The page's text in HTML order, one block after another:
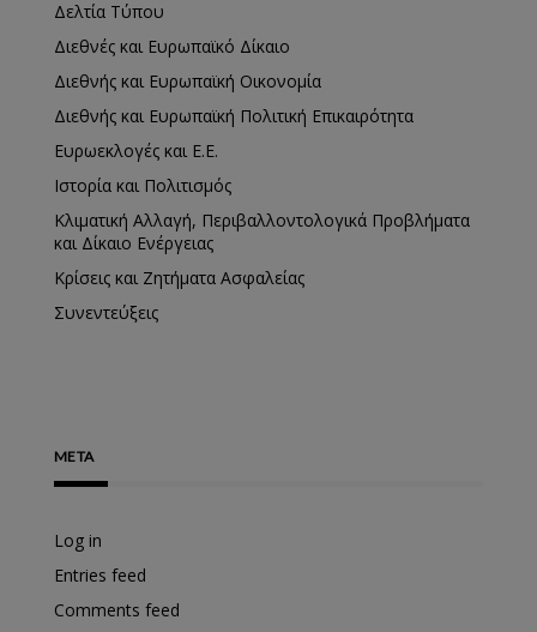
Δελτία Τύπου
Διεθνές και Ευρωπαϊκό Δίκαιο
Διεθνής και Ευρωπαϊκή Οικονομία
Διεθνής και Ευρωπαϊκή Πολιτική Επικαιρότητα
Ευρωεκλογές και Ε.Ε.
Ιστορία και Πολιτισμός
Κλιματική Αλλαγή, Περιβαλλοντολογικά Προβλήματα
και Δίκαιο Ενέργειας
Κρίσεις και Ζητήματα Ασφαλείας
Συνεντεύξεις
META
Log in
Entries feed
Comments feed